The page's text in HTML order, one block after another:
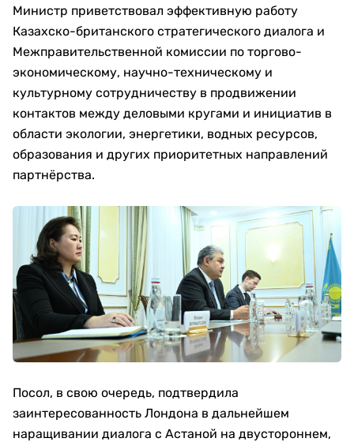
Министр приветствовал эффективную работу
Казахско-британского стратегического диалога и
Межправительственной комиссии по торгово-
экономическому, научно-техническому и
культурному сотрудничеству в продвижении
контактов между деловыми кругами и инициатив в
области экологии, энергетики, водных ресурсов,
образования и других приоритетных направлений
партнёрства.
Посол, в свою очередь, подтвердила
заинтересованность Лондона в дальнейшем
наращивании диалога с Астаной на двустороннем,